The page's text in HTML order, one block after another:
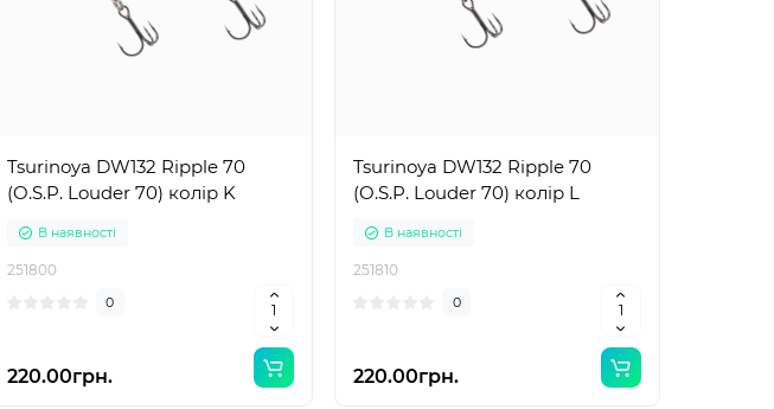
Tsurinoya DW132 Ripple 70
(O.S.P. Louder 70) колір K
В наявності
251800
0
220.00грн.
Tsurinoya DW132 Ripple 70
(O.S.P. Louder 70) колір L
В наявності
251810
0
220.00грн.